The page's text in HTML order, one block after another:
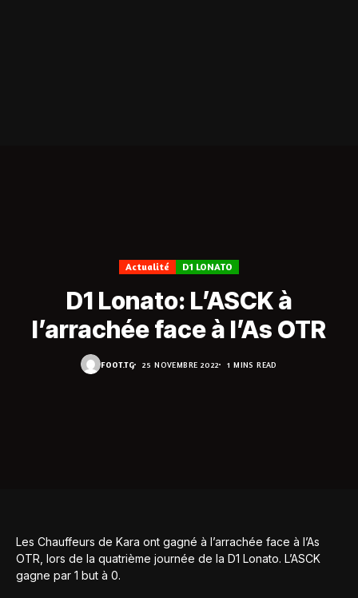
Actualité D1 LONATO
D1 Lonato: L’ASCK à
l’arrachée face à l’As OTR
FOOT.TG 25 NOVEMBRE 2022 1 MINS READ
Les Chauffeurs de Kara ont gagné à l’arrachée face à l’As
OTR, lors de la quatrième journée de la D1 Lonato. L’ASCK
gagne par 1 but à 0.